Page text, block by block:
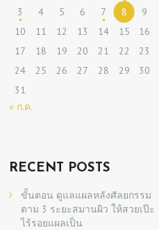
3
4 5 6 7 8
9
10
11 12 13 14 15
16
17
18 19 20 21 22
23
24
25 26 27 28 29
30
31
« ก.ค.
RECENT POSTS
ขั้นตอน ดูแลแผลหลังศัลยกรรม
ตาม 3 ระยะสมานผิว ให้สวยเป๊ะ
ไร้รอยแผลเป็น